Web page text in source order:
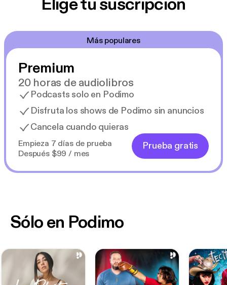
Más populares
Premium
20 horas de audiolibros
Podcasts solo en Podimo
Disfruta los shows de Podimo sin anuncios
Cancela cuando quieras
Empieza 7 días de prueba
Después $99 / mes
Prueba gratis
Sólo en Podimo